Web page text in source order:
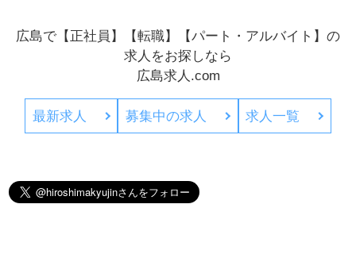
広島で【正社員】【転職】【パート・アルバイト】の
求人をお探しなら
広島求人.com
最新求人 募集中の求人 求人一覧